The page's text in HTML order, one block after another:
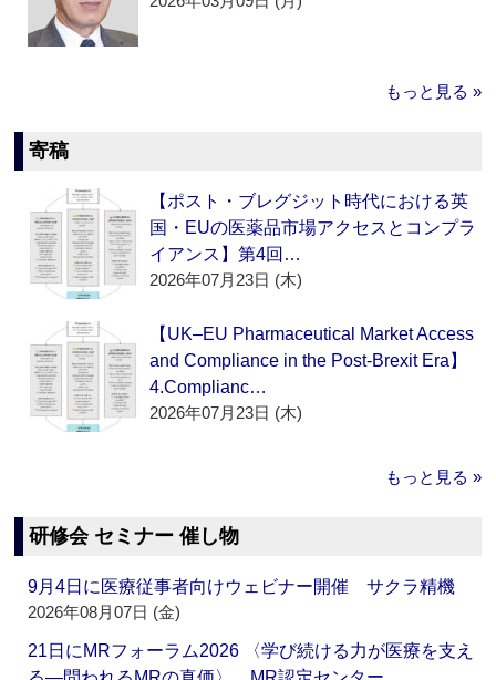
もっと見る »
寄稿
【ポスト・ブレグジット時代における英
国・EUの医薬品市場アクセスとコンプラ
イアンス】第4回…
2026年07月23日 (木)
【UK–EU Pharmaceutical Market Access
and Compliance in the Post-Brexit Era】
4.Complianc…
2026年07月23日 (木)
もっと見る »
研修会 セミナー 催し物
9月4日に医療従事者向けウェビナー開催 サクラ精機
2026年08月07日 (金)
21日にMRフォーラム2026 〈学び続ける力が医療を支え